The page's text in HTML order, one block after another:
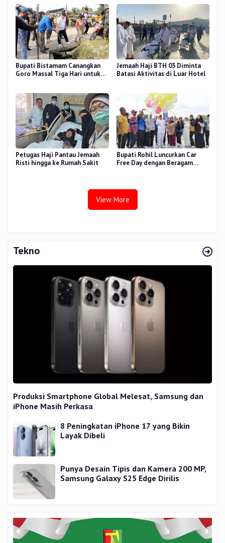
Bupati Bistamam Canangkan
Goro Massal Tiga Hari untuk
Jemaah Haji BTH 03 Diminta
Batasi Aktivitas di Luar Hotel
Petugas Haji Pantau Jemaah
Risti hingga ke Rumah Sakit
Bupati Rohil Luncurkan Car
Free Day dengan Beragam
View More
Tekno
Produksi Smartphone Global Melesat, Samsung dan
iPhone Masih Perkasa
8 Peningkatan iPhone 17 yang Bikin
Layak Dibeli
Punya Desain Tipis dan Kamera 200 MP,
Samsung Galaxy S25 Edge Dirilis